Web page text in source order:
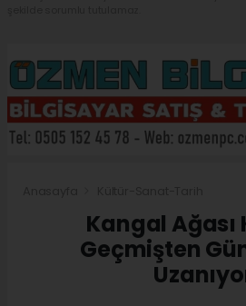
Kangal Ağası
Geçmişten